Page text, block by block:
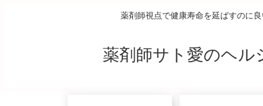
薬剤師視点で健康寿命を延ばすのに
薬剤師サト愛のヘル